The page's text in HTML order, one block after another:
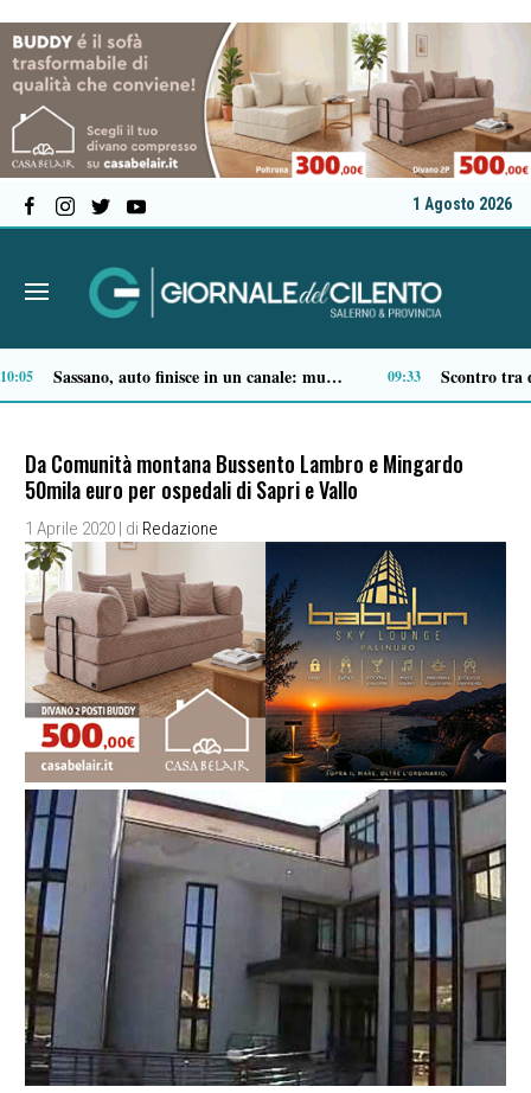
1 Agosto 2026
È morto don Antonio Mazzi, il prete degli ultimi fondò la Fondazione Exodus 19:41
Da Comunità montana Bussento Lambro e Mingardo
50mila euro per ospedali di Sapri e Vallo
1 Aprile 2020 | di Redazione